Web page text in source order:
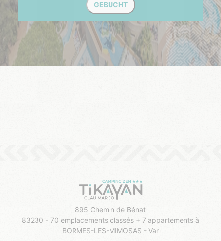
GEBUCHT
895 Chemin de Bénat
83230 - 70 emplacements classés + 7 appartements à
BORMES-LES-MIMOSAS - Var